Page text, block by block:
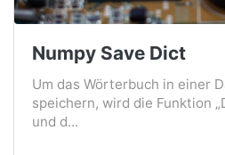
Numpy Save Dict
Um das Wörterbuch in einer
speichern, wird die Funktion
und d...